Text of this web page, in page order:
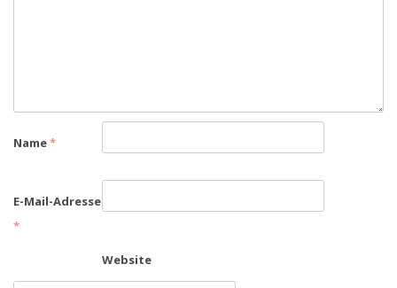
Name*
E-Mail-Adresse
*
Website